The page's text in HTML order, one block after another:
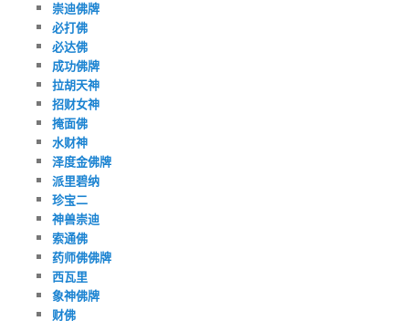
崇迪佛牌
必打佛
必达佛
成功佛牌
拉胡天神
招财女神
掩面佛
水财神
泽度金佛牌
派里碧纳
珍宝二
神兽崇迪
索通佛
药师佛佛牌
西瓦里
象神佛牌
财佛